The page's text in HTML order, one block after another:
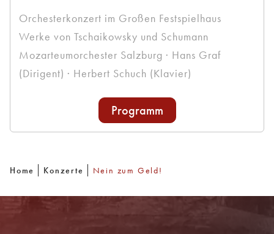
Orchesterkonzert im Großen Festspielhaus
Werke von Tschaikowsky und Schumann
Mozarteumorchester Salzburg · Hans Graf
(Dirigent) · Herbert Schuch (Klavier)
Programm
Home Konzerte Nein zum Geld!